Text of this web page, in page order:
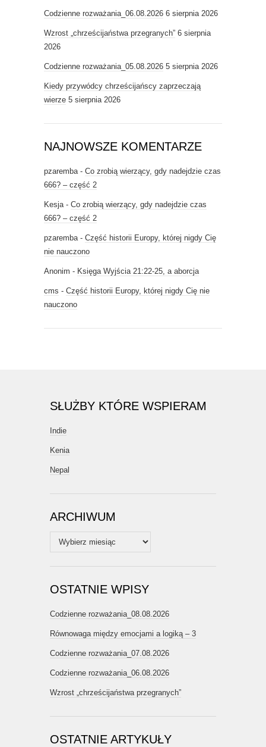
Codzienne rozważania_06.08.2026 6 sierpnia 2026
Wzrost „chrześcijaństwa przegranych” 6 sierpnia
2026
Codzienne rozważania_05.08.2026 5 sierpnia 2026
Kiedy przywódcy chrześcijańscy zaprzeczają
wierze 5 sierpnia 2026
NAJNOWSZE KOMENTARZE
pzaremba- Co zrobią wierzący, gdy nadejdzie czas
666? – część 2
Kesja- Co zrobią wierzący, gdy nadejdzie czas
666? – część 2
pzaremba- Część historii Europy, której nigdy Cię
nie nauczono
Anonim - Księga Wyjścia 21:22-25, a aborcja
cms - Część historii Europy, której nigdy Cię nie
nauczono
SŁUŻBY KTÓRE WSPIERAM
Indie
Kenia
Nepal
ARCHIWUM
Archiwum
OSTATNIE WPISY
Codzienne rozważania_08.08.2026
Równowaga między emocjami a logiką – 3
Codzienne rozważania_07.08.2026
Codzienne rozważania_06.08.2026
Wzrost „chrześcijaństwa przegranych”
OSTATNIE ARTYKUŁY